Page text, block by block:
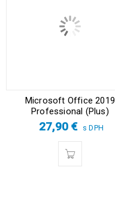
Microsoft Office 2019
Professional (Plus)
27,90€ s DPH